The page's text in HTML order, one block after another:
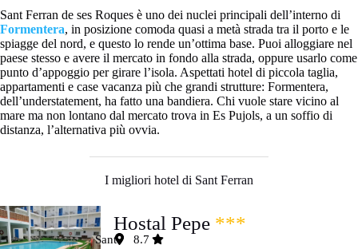
Sant Ferran de ses Roques è uno dei nuclei principali dell’interno di
Formentera, in posizione comoda quasi a metà strada tra il porto e le
spiagge del nord, e questo lo rende un’ottima base. Puoi alloggiare nel
paese stesso e avere il mercato in fondo alla strada, oppure usarlo come
punto d’appoggio per girare l’isola. Aspettati hotel di piccola taglia,
appartamenti e case vacanza più che grandi strutture: Formentera,
dell’understatement, ha fatto una bandiera. Chi vuole stare vicino al
mare ma non lontano dal mercato trova in Es Pujols, a un soffio di
distanza, l’alternativa più ovvia.
I migliori hotel di Sant Ferran
Hostal Pepe ***
Sant
8.7